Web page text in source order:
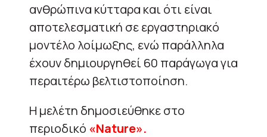
ανθρώπινα κύτταρα και ότι είναι
αποτελεσματική σε εργαστηριακό
μοντέλο λοίμωξης, ενώ παράλληλα
έχουν δημιουργηθεί 60 παράγωγα για
περαιτέρω βελτιστοποίηση.
Η μελέτη δημοσιεύθηκε στο
περιοδικό «Nature».